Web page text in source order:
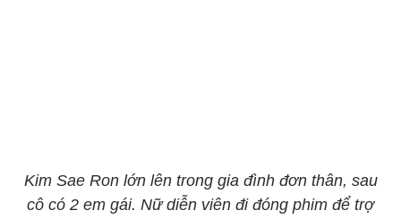
Kim Sae Ron lớn lên trong gia đình đơn thân, sau
cô có 2 em gái. Nữ diễn viên đi đóng phim để trợ